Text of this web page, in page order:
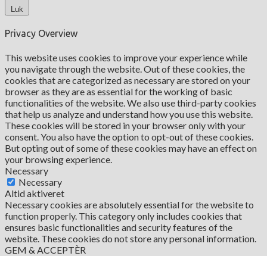
Luk
Privacy Overview
This website uses cookies to improve your experience while
you navigate through the website. Out of these cookies, the
cookies that are categorized as necessary are stored on your
browser as they are as essential for the working of basic
functionalities of the website. We also use third-party cookies
that help us analyze and understand how you use this website.
These cookies will be stored in your browser only with your
consent. You also have the option to opt-out of these cookies.
But opting out of some of these cookies may have an effect on
your browsing experience.
Necessary
Necessary
Altid aktiveret
Necessary cookies are absolutely essential for the website to
function properly. This category only includes cookies that
ensures basic functionalities and security features of the
website. These cookies do not store any personal information.
GEM & ACCEPTÈR